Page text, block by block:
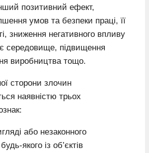
позитивний ефект,
умов та безпеки праці, її
зниження негативного впливу
середовище, підвищення
виробництва тощо.
сторони злочин
наявністю трьох
або незаконного
якого із об’єктів